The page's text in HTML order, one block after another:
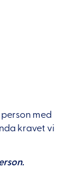
med
kravet vi